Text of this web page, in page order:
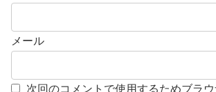
メール
次回のコメントで使用するためブラ